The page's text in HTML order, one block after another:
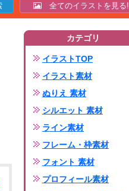
全てのイラストを見る!
カテゴリ
イラストTOP
イラスト素材
ぬりえ 素材
シルエット 素材
ライン素材
フレーム・枠素材
フォント 素材
プロフィール素材